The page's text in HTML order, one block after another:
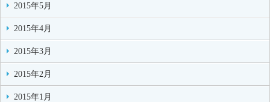
2015年5月
2015年4月
2015年3月
2015年2月
2015年1月